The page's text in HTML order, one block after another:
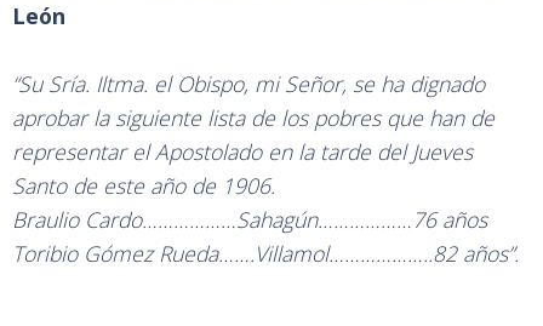
León
“Su Sría. Iltma. el Obispo, mi Señor, se ha dignado
aprobar la siguiente lista de los pobres que han de
representar el Apostolado en la tarde del Jueves
Santo de este año de 1906.
Braulio Cardo………………Sahagún………………76 años
Toribio Gómez Rueda…….Villamol………………..82 años”.